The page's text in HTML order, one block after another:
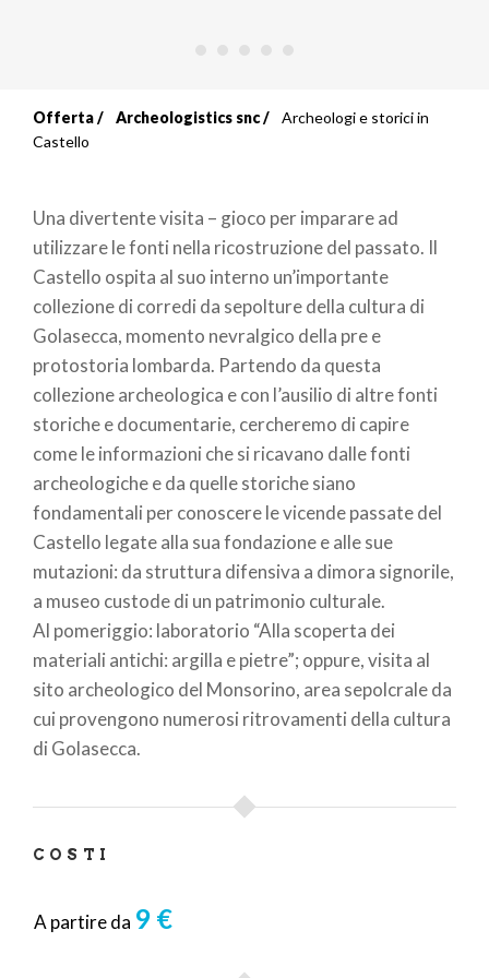
Briciole
pane
Offerta Archeologistics snc
Archeologi e storici in
Castello
Una divertente visita – gioco per imparare ad
utilizzare le fonti nella ricostruzione del passato. Il
Castello ospita al suo interno un’importante
collezione di corredi da sepolture della cultura di
Golasecca, momento nevralgico della pre e
protostoria lombarda. Partendo da questa
collezione archeologica e con l’ausilio di altre fonti
storiche e documentarie, cercheremo di capire
come le informazioni che si ricavano dalle fonti
archeologiche e da quelle storiche siano
fondamentali per conoscere le vicende passate del
Castello legate alla sua fondazione e alle sue
mutazioni: da struttura difensiva a dimora signorile,
a museo custode di un patrimonio culturale.
Al pomeriggio: laboratorio “Alla scoperta dei
materiali antichi: argilla e pietre”; oppure, visita al
sito archeologico del Monsorino, area sepolcrale da
cui provengono numerosi ritrovamenti della cultura
di Golasecca.
COSTI
A partire da 9 €